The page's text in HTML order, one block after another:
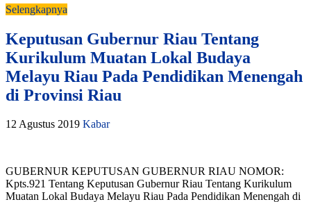
Selengkapnya
Keputusan Gubernur Riau Tentang
Kurikulum Muatan Lokal Budaya
Melayu Riau Pada Pendidikan Menengah
di Provinsi Riau
12 Agustus 2019 Kabar
GUBERNUR KEPUTUSAN GUBERNUR RIAU NOMOR:
Kpts.921 Tentang Keputusan Gubernur Riau Tentang Kurikulum
Muatan Lokal Budaya Melayu Riau Pada Pendidikan Menengah di